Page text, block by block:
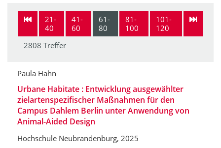
21-
40
41-
60
61-
80
81-
100
101-
120
2808 Treffer
Paula Hahn
Urbane Habitate : Entwicklung ausgewählter
zielartenspezifischer Maßnahmen für den
Campus Dahlem Berlin unter Anwendung von
Animal-Aided Design
Hochschule Neubrandenburg, 2025